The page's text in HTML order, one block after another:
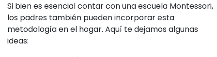
Si bien es esencial contar con una escuela Montessori,
los padres también pueden incorporar esta
metodología en el hogar. Aquí te dejamos algunas
ideas: